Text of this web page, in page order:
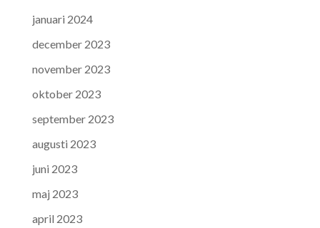
januari 2024
december 2023
november 2023
oktober 2023
september 2023
augusti 2023
juni 2023
maj 2023
april 2023